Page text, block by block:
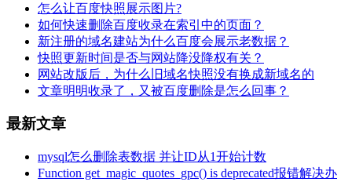
怎么让百度快照展示图片?
如何快速删除百度收录在索引中的页面？
新注册的域名建站为什么百度会展示老数据？
快照更新时间是否与网站降没降权有关？
网站改版后，为什么旧域名快照没有换成新域名的
文章明明收录了，又被百度删除是怎么回事？
最新文章
mysql怎么删除表数据 并让ID从1开始计数
Function get_magic_quotes_gpc() is deprecated报错解决办